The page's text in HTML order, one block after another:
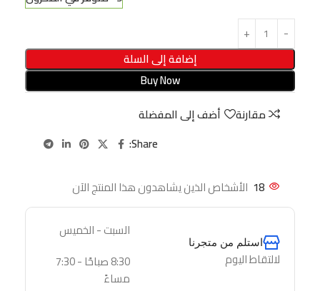
إضافة إلى السلة
Buy Now
مقارنة
أضف إلى المفضلة
Share:
18 الأشخاص الذين يشاهدون هذا المنتج الآن
استلم من متجرنا
لالتقاط اليوم
السبت - الخميس
8:30 صباحًا - 7:30
مساءً